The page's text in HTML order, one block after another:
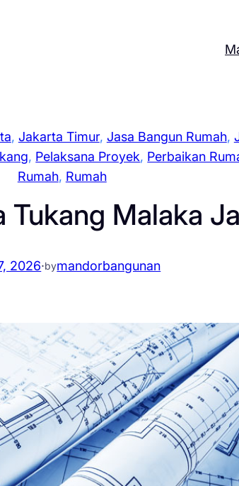
, Jakarta Timur, Jasa Bangun Rumah,
, Pelaksana Proyek, Perbaikan
Rumah, Rumah
Tukang Malaka
2026·bymandorbangunan